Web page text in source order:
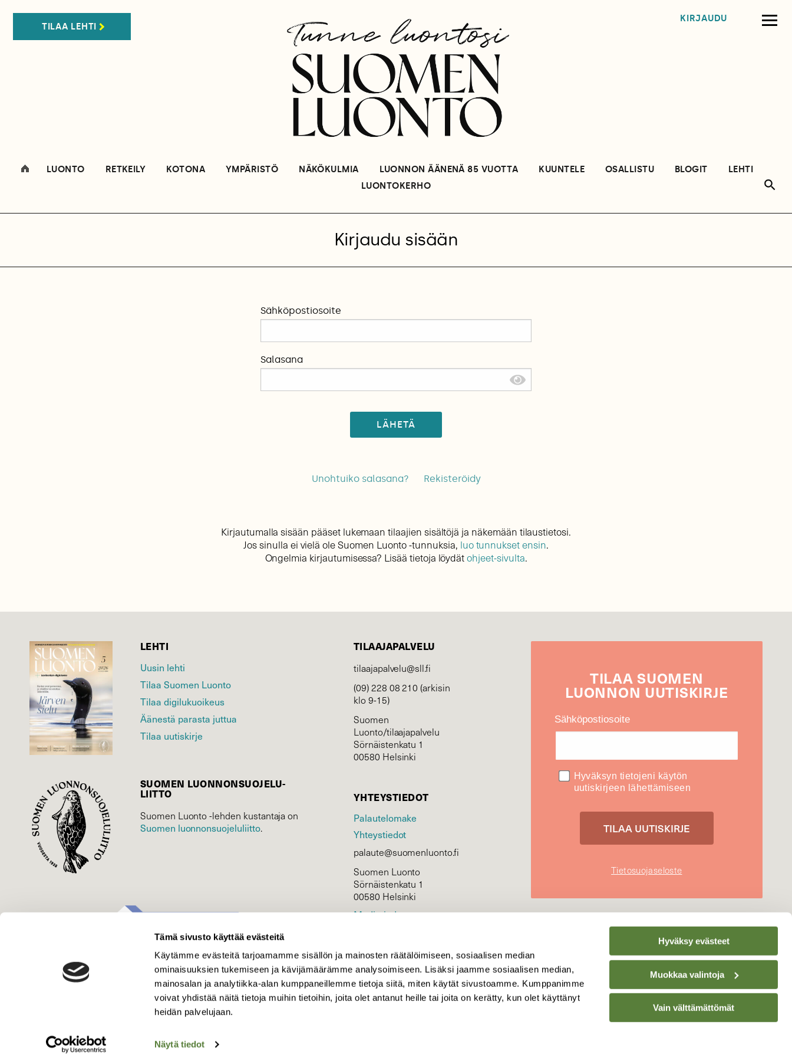
Tämä sivusto käyttää evästeitä
Käytämme evästeitä tarjoamamme sisällön ja mainosten räätälöimiseen, sosiaalisen median
ominaisuuksien tukemiseen ja kävijämäärämme analysoimiseen. Lisäksi jaamme sosiaalisen median,
mainosalan ja analytiikka-alan kumppaneillemme tietoja siitä, miten käytät sivustoamme. Kumppanimme
voivat yhdistää näitä tietoja muihin tietoihin, joita olet antanut heille tai joita on kerätty, kun olet käyttänyt
heidän palvelujaan.
Näytä tiedot
Hyväksy evästeet
Muokkaa valintoja
Vain välttämättömät
TILAA LEHTI
KIRJAUDU
LUONTO RETKEILY KOTONA YMPÄRISTÖ NÄKÖKULMIA LUONNON ÄÄNENÄ 85 VUOTTA KUUNTELE OSALLISTU BLOGIT
LEHTI
LUONTOKERHO
Kirjaudu sisään
Sähköpostiosoite
Salasana
LÄHETÄ
Unohtuiko salasana? Rekisteröidy
Kirjautumalla sisään pääset lukemaan tilaajien sisältöjä ja näkemään tilaustietosi.
Jos sinulla ei vielä ole Suomen Luonto -tunnuksia, luo tunnukset ensin.
Ongelmia kirjautumisessa? Lisää tietoja löydätohjeet-sivulta.
LEHTI
Uusin lehti
Tilaa Suomen Luonto
Tilaa digilukuoikeus
Äänestä parasta juttua
Tilaa uutiskirje
SUOMEN LUONNON­SUOJELU­
LIITTO
Suomen Luonto -lehden kustantaja on
Suomen luonnonsuojelu­liitto.
TILAAJAPALVELU
tilaajapalvelu@sll.fi
(09) 228 08 210 (arkisin
klo 9-15)
Suomen
Luonto/tilaajapalvelu
Sörnäistenkatu 1
00580 Helsinki
YHTEYSTIEDOT
Palautelomake
Yhteystiedot
palaute@suomenluonto.fi
Suomen Luonto
Sörnäistenkatu 1
00580 Helsinki
Mediatiedot
KIRJAUDU
TILAASUOMEN
LUONNON UUTIS­KIRJE
Sähköpostiosoite
Hyväksyn tietojeni käytön
uutiskirjeen lähettämiseen
Tietosuojaseloste